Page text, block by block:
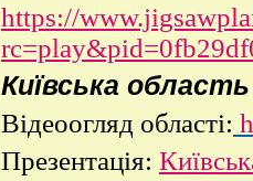
https://
Київська область
Відеоогляд області:
Презентація: